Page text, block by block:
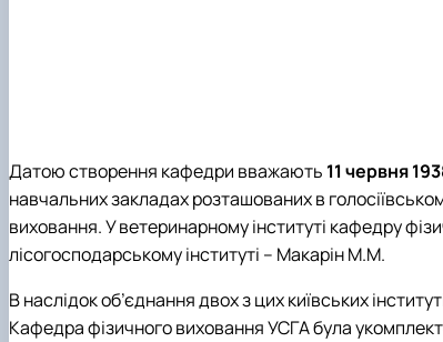
Датою створення кафедри вважають 11 червня
навчальних закладах розташованих в
виховання. У ветеринарному інституті кафедру
лісогосподарському інституті – Макарін М.М.
В наслідок об’єднання двох з цих київських
Кафедра фізичного виховання УСГА була